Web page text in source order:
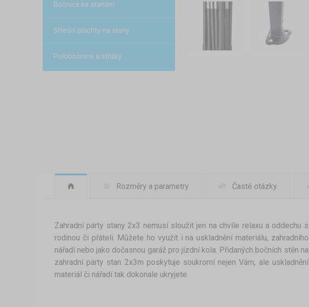
Bočnice ke stanům
Střešní plachty na stany
Polobočnice a stříšky
Rozměry a parametry Časté otázky
Zahradní párty stany 2x3 nemusí sloužit jen na chvíle relaxu a oddechu s
rodinou či přáteli. Můžete ho využít i na uskladnění materiálu, zahradního
nářadí nebo jako dočasnou garáž pro jízdní kola. Přidaných bočních stěn na
zahradní párty stan 2x3m poskytuje soukromí nejen Vám, ale uskladnění
materiál či nářadí tak dokonale ukryjete.